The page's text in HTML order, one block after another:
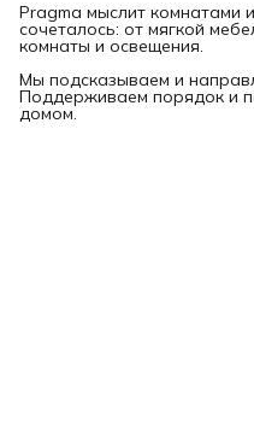
Pragma мыслит комнатами
сочеталось: от мягкой
комнаты и освещения.
Мы подсказываем и
Поддерживаем порядок и
домом.